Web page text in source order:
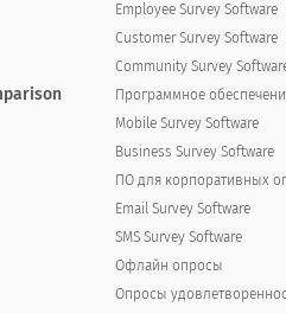
Employee Survey Software
Customer Survey Software
Community Survey
Программное
Mobile Survey Software
Business Survey Software
ПО для корпоративных
Email Survey Software
SMS Survey Software
Офлайн опросы
Опросы